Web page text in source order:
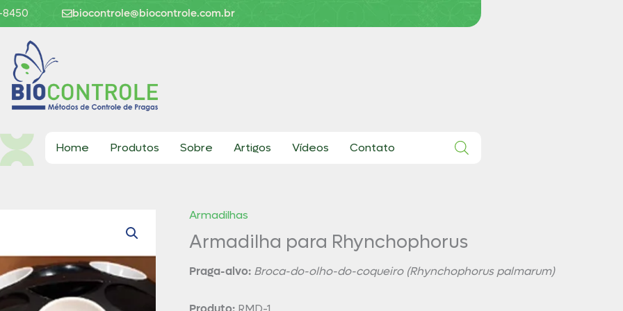
8450 biocontrole@biocontrole.com.br
Home Produtos Sobre Artigos Vídeos Contato
Armadilhas
Armadilha para Rhynchophorus
Praga-alvo: Broca-do-olho-do-coqueiro (Rhynchophorus palmarum)